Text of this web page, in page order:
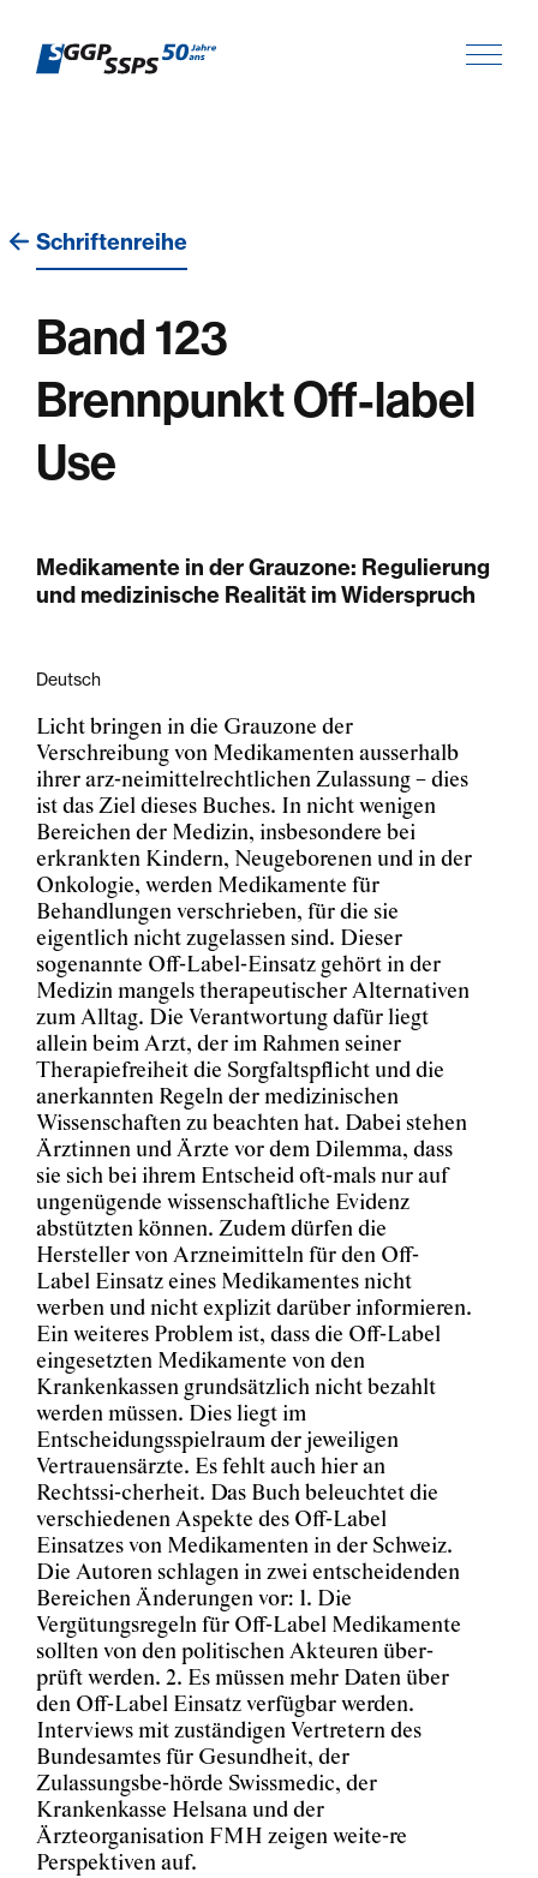
Schriftenreihe
Band 123
Brennpunkt Off-label
Use
Medikamente in der Grauzone: Regulierung
und medizinische Realität im Widerspruch
Deutsch
Licht bringen in die Grauzone der
Verschreibung von Medikamenten ausserhalb
ihrer arz-neimittelrechtlichen Zulassung – dies
ist das Ziel dieses Buches. In nicht wenigen
Bereichen der Medizin, insbesondere bei
erkrankten Kindern, Neugeborenen und in der
Onkologie, werden Medikamente für
Behandlungen verschrieben, für die sie
eigentlich nicht zugelassen sind. Dieser
sogenannte Off-Label-Einsatz gehört in der
Medizin mangels therapeutischer Alternativen
zum Alltag. Die Verantwortung dafür liegt
allein beim Arzt, der im Rahmen seiner
Therapiefreiheit die Sorgfaltspflicht und die
anerkannten Regeln der medizinischen
Wissenschaften zu beachten hat. Dabei stehen
Ärztinnen und Ärzte vor dem Dilemma, dass
sie sich bei ihrem Entscheid oft-mals nur auf
ungenügende wissenschaftliche Evidenz
abstützten können. Zudem dürfen die
Hersteller von Arzneimitteln für den Off-
Label Einsatz eines Medikamentes nicht
werben und nicht explizit darüber informieren.
Ein weiteres Problem ist, dass die Off-Label
eingesetzten Medikamente von den
Krankenkassen grundsätzlich nicht bezahlt
werden müssen. Dies liegt im
Entscheidungsspielraum der jeweiligen
Vertrauensärzte. Es fehlt auch hier an
Rechtssi-cherheit. Das Buch beleuchtet die
verschiedenen Aspekte des Off-Label
Einsatzes von Medikamenten in der Schweiz.
Die Autoren schlagen in zwei entscheidenden
Bereichen Änderungen vor: 1. Die
Vergütungsregeln für Off-Label Medikamente
sollten von den politischen Akteuren über-
prüft werden. 2. Es müssen mehr Daten über
den Off-Label Einsatz verfügbar werden.
Interviews mit zuständigen Vertretern des
Bundesamtes für Gesundheit, der
Zulassungsbe-hörde Swissmedic, der
Krankenkasse Helsana und der
Ärzteorganisation FMH zeigen weite-re
Perspektiven auf.